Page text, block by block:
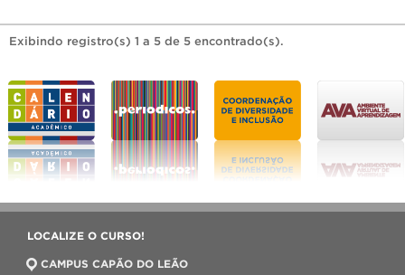
Exibindo registro(s) 1 a 5 de 5 encontrado(s).
LOCALIZE O CURSO!
CAMPUS CAPÃO DO LEÃO